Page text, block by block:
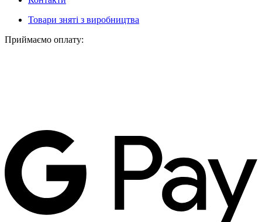
Товари зняті з виробництва
Приймаємо оплату: